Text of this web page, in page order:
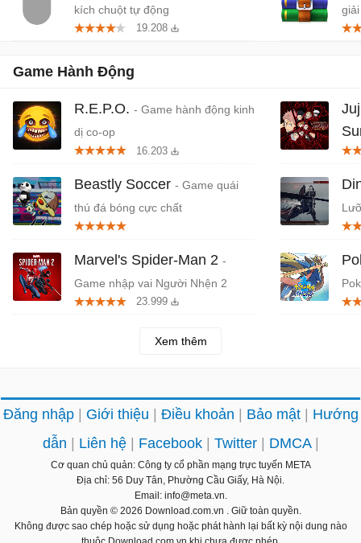
kích chuột tự động
19.208
Game Hành Động
R.E.P.O. - Game hành động kinh
dị co-op
16.203
Beastly Soccer - Game quái
thú đá bóng cực chất
Marvel's Spider-Man 2 -
Game nhập vai Người Nhện 2
23.999
Xem thêm
Đăng nhập Giới thiệu Điều khoản Bảo mật
Hướng
dẫn
Liên hệ Facebook Twitter DMCA
Cơ quan chủ quản: Công ty cổ phần mạng trực tuyến META
Địa chỉ: 56 Duy Tân, Phường Cầu Giấy, Hà Nội.
Email: info@meta.vn.
Bản quyền © 2026 Download.com.vn . Giữ toàn quyền.
Không được sao chép hoặc sử dụng hoặc phát hành lại bất kỳ nội dung nào